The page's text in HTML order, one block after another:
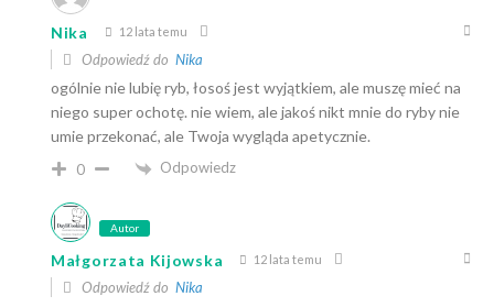
Nika 12 lata temu
Odpowiedź do Nika
ogólnie nie lubię ryb, łosoś jest wyjątkiem, ale muszę mieć na
niego super ochotę. nie wiem, ale jakoś nikt mnie do ryby nie
umie przekonać, ale Twoja wygląda apetycznie.
0 Odpowiedz
Autor
Małgorzata Kijowska 12 lata temu
Odpowiedź do Nika